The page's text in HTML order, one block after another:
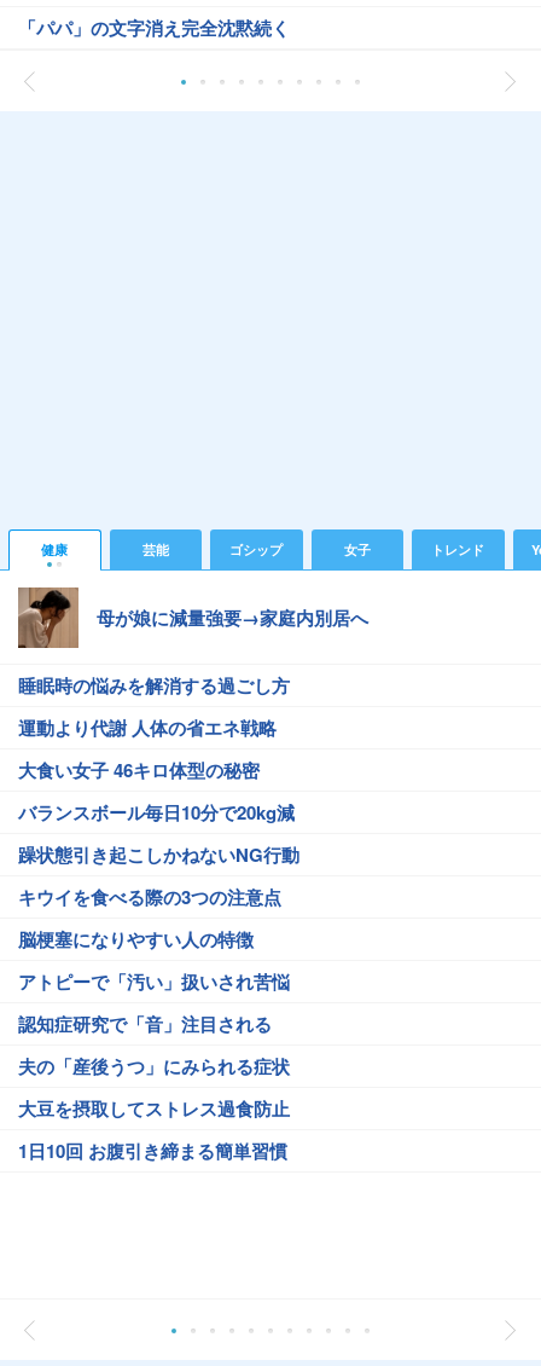
「パパ」の文字消え完全沈黙続く
健康 芸能 ゴシップ 女子 トレンド
母が娘に減量強要→家庭内別居へ
睡眠時の悩みを解消する過ごし方
運動より代謝 人体の省エネ戦略
大食い女子 46キロ体型の秘密
バランスボール毎日10分で20kg減
躁状態引き起こしかねないNG行動
キウイを食べる際の3つの注意点
脳梗塞になりやすい人の特徴
アトピーで「汚い」扱いされ苦悩
認知症研究で「音」注目される
夫の「産後うつ」にみられる症状
大豆を摂取してストレス過食防止
1日10回 お腹引き締まる簡単習慣